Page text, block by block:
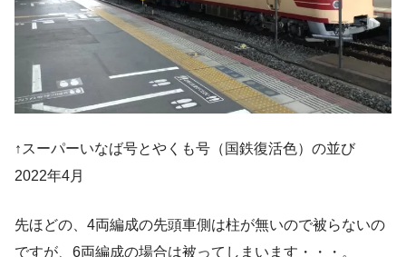
↑スーパーいなば号とやくも号（国鉄復活色）の並び
2022年4月
先ほどの、4両編成の先頭車側は柱が無いので被らないの
ですが、6両編成の場合は被ってしまいます・・・。